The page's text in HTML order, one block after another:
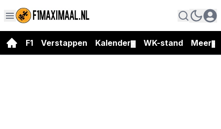
F1 Verstappen Kalender WK-stand Meer